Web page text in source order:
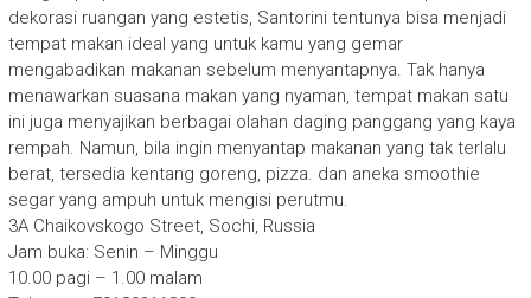
dekorasi ruangan yang estetis, Santorini tentunya bisa menjadi
tempat makan ideal yang untuk kamu yang gemar
mengabadikan makanan sebelum menyantapnya. Tak hanya
menawarkan suasana makan yang nyaman, tempat makan satu
ini juga menyajikan berbagai olahan daging panggang yang kaya
rempah. Namun, bila ingin menyantap makanan yang tak terlalu
berat, tersedia kentang goreng, pizza. dan aneka smoothie
segar yang ampuh untuk mengisi perutmu.
3A Chaikovskogo Street, Sochi, Russia
Jam buka: Senin – Minggu
10.00 pagi – 1.00 malam